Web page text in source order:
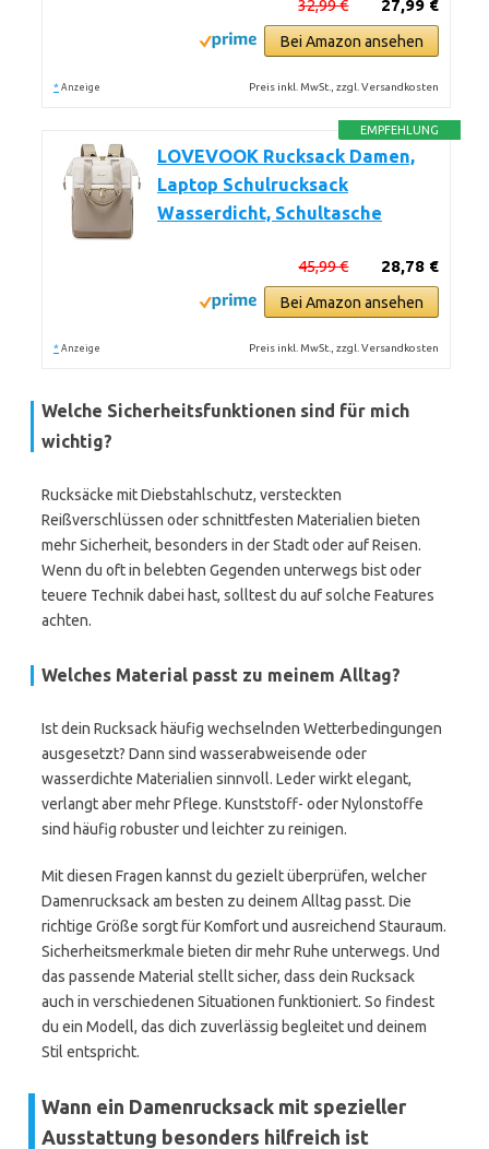
27,99 €
32,99 €
Bei Amazon ansehen
* Anzeige Preis inkl. MwSt., zzgl. Versandkosten
EMPFEHLUNG
LOVEVOOK Rucksack Damen,
Laptop Schulrucksack
Wasserdicht, Schultasche
28,78 €
45,99 €
Bei Amazon ansehen
* Anzeige Preis inkl. MwSt., zzgl. Versandkosten
Welche Sicherheitsfunktionen sind für mich
wichtig?
Rucksäcke mit Diebstahlschutz, versteckten
Reißverschlüssen oder schnittfesten Materialien bieten
mehr Sicherheit, besonders in der Stadt oder auf Reisen.
Wenn du oft in belebten Gegenden unterwegs bist oder
teuere Technik dabei hast, solltest du auf solche Features
achten.
Welches Material passt zu meinem Alltag?
Ist dein Rucksack häufig wechselnden Wetterbedingungen
ausgesetzt? Dann sind wasserabweisende oder
wasserdichte Materialien sinnvoll. Leder wirkt elegant,
verlangt aber mehr Pflege. Kunststoff- oder Nylonstoffe
sind häufig robuster und leichter zu reinigen.
Mit diesen Fragen kannst du gezielt überprüfen, welcher
Damenrucksack am besten zu deinem Alltag passt. Die
richtige Größe sorgt für Komfort und ausreichend Stauraum.
Sicherheitsmerkmale bieten dir mehr Ruhe unterwegs. Und
das passende Material stellt sicher, dass dein Rucksack
auch in verschiedenen Situationen funktioniert. So findest
du ein Modell, das dich zuverlässig begleitet und deinem
Stil entspricht.
Wann ein Damenrucksack mit spezieller
Ausstattung besonders hilfreich ist